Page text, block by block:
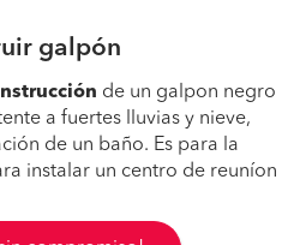
galpón
de un galpon negro
a fuertes lluvias y nieve,
de un baño. Es para la
instalar un centro de reuníon